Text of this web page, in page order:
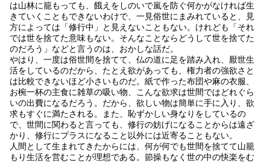
は山林に籠もっても、餓えをしのいで嵐を防ぐ何かがなければ生
きていくこともできないわけで、一見俗世にまみれていると、見
方によっては「修行中」と見えないこともない。けれども「それ
では世を捨てた意味もない。そんなことならどうして世を捨てた
のだろう」などと言うのは、おかしな話だ。
やはり、一度は俗世間を捨てて、仏の道に足を踏み入れ、厭世生
活をしているのだから、たとえ欲があっても、権力者の強欲さと
は比較できないほど小さいものだ。紙で作った布団や麻の衣服、
お椀一杯の主食に雑草の吸い物、こんな欲求は世間ではどれぐら
いの出費になるだろう。だから、欲しい物は簡単に手に入り、欲
求もすぐに満たされる。また、恥ずかしい身なりをしているの
で、世間に関わると言っても、修行の妨げになることからは遠ざ
かり、修行にプラスになること以外には近寄ることもない。
人間として生まれてきたからには、何が何でも世間を捨てて山籠
もり生活を営むことが理想である。節操もなく世の中の快楽をむ